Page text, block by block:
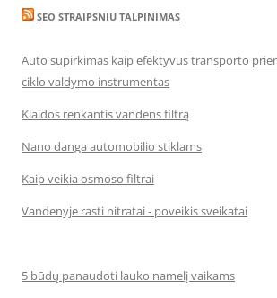
SEO STRAIPSNIU TALPINIMAS
Auto supirkimas kaip efektyvus transporto
ciklo valdymo instrumentas
Klaidos renkantis vandens filtrą
Nano danga automobilio stiklams
Kaip veikia osmoso filtrai
Vandenyje rasti nitratai - poveikis sveikatai
5 būdų panaudoti lauko namelį vaikams